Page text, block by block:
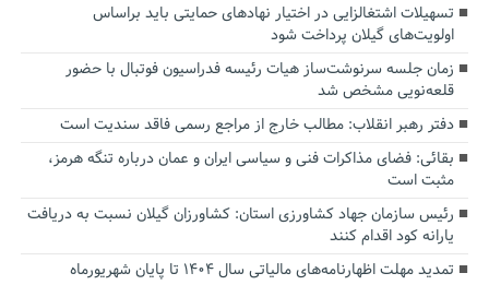
تسهیلات اشتغالزایی در اختیار نهادهای حمایتی باید براساس
اولویت‌های گیلان پرداخت شود
زمان جلسه سرنوشت‌ساز هیات رئیسه فدراسیون فوتبال با حضور
قلعه‌نویی مشخص شد
دفتر رهبر انقلاب: مطالب خارج از مراجع رسمی فاقد سندیت است
بقائی: فضای مذاکرات فنی و سیاسی ایران و عمان درباره تنگه هرمز،
مثبت است
رئیس سازمان جهاد کشاورزی استان: کشاورزان گیلان نسبت به دریافت
یارانه کود اقدام کنند
تمدید مهلت اظهارنامه‌های مالیاتی سال ۱۴۰۴ تا پایان شهریورماه